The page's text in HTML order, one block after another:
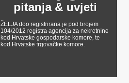
pitanja & uvjeti
ŽELJA doo registrirana je pod brojem
104/2012 registra agencija za nekretnine
kod Hrvatske gospodarske komore, te
kod Hrvatske trgovačke komore.